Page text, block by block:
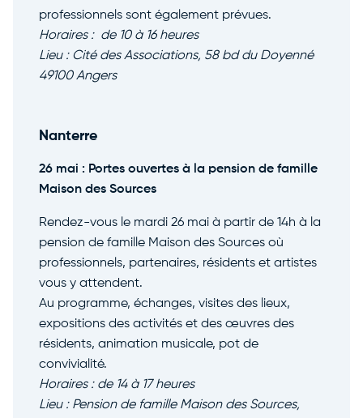
professionnels sont également prévues.
Horaires : de 10 à 16 heures
Lieu : Cité des Associations, 58 bd du Doyenné
49100 Angers
Nanterre
26 mai : Portes ouvertes à la pension de famille
Maison des Sources
Rendez-vous le mardi 26 mai à partir de 14h à la
pension de famille Maison des Sources où
professionnels, partenaires, résidents et artistes
vous y attendent.
Au programme, échanges, visites des lieux,
expositions des activités et des œuvres des
résidents, animation musicale, pot de
convivialité.
Horaires : de 14 à 17 heures
Lieu : Pension de famille Maison des Sources,